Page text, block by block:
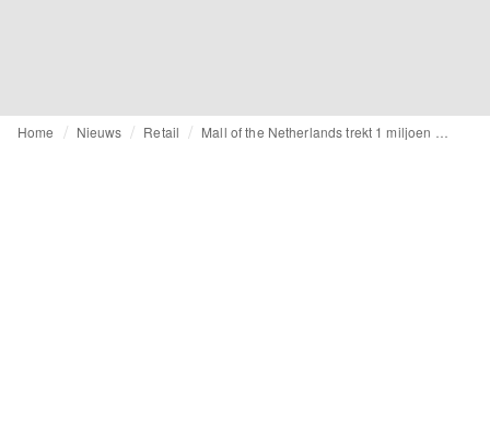
Home Nieuws Retail